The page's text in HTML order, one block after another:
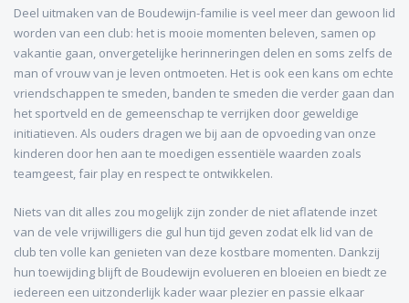
Deel uitmaken van de Boudewijn-familie is veel meer dan gewoon lid
worden van een club: het is mooie momenten beleven, samen op
vakantie gaan, onvergetelijke herinneringen delen en soms zelfs de
man of vrouw van je leven ontmoeten. Het is ook een kans om echte
vriendschappen te smeden, banden te smeden die verder gaan dan
het sportveld en de gemeenschap te verrijken door geweldige
initiatieven. Als ouders dragen we bij aan de opvoeding van onze
kinderen door hen aan te moedigen essentiële waarden zoals
teamgeest, fair play en respect te ontwikkelen.
Niets van dit alles zou mogelijk zijn zonder de niet aflatende inzet
van de vele vrijwilligers die gul hun tijd geven zodat elk lid van de
club ten volle kan genieten van deze kostbare momenten. Dankzij
hun toewijding blijft de Boudewijn evolueren en bloeien en biedt ze
iedereen een uitzonderlijk kader waar plezier en passie elkaar